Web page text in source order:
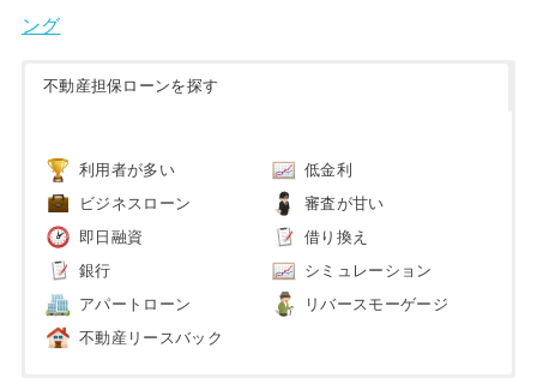
ング
不動産担保ローンを探す
利用者が多い 低金利
ビジネスローン 審査が甘い
即日融資 借り換え
銀行 シミュレーション
アパートローン リバースモーゲージ
不動産リースバック